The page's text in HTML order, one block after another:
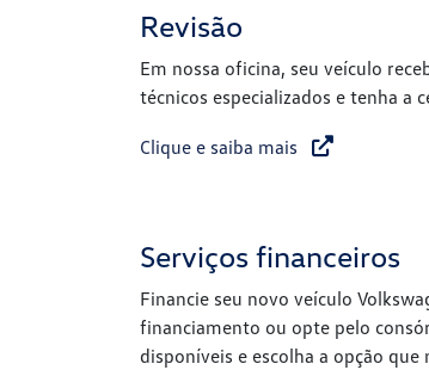
Revisão
Em nossa oficina, seu veículo
técnicos especializados e tenha a
Clique e saiba mais
Serviços financeiros
Financie seu novo veículo
financiamento ou opte pelo
disponíveis e escolha a opção que